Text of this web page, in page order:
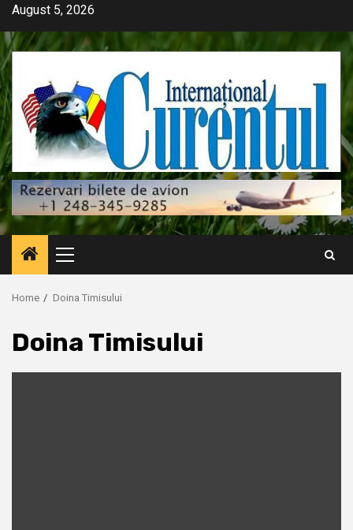
Skip
content
August 5, 2026
Primary
Menu
Home Doina Timisului
Doina Timisului